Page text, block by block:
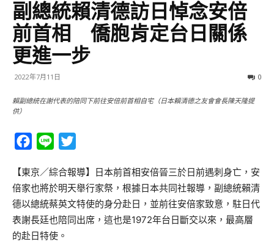
副總統賴清德訪日悼念安倍
前首相 僑胞肯定台日關係
更進一步
2022年7月11日 0
賴副總統在謝代表的陪同下前往安倍前首相自宅（日本賴清德之友會會長陳天隆提
供）
Facebook
Line
【東京／綜合報導】日本前首相安倍晉三於日前遇刺身亡，安
倍家也將於明天舉行家祭，根據日本共同社報導，副總統賴清
德以總統蔡英文特使的身分赴日，並前往安倍家致意，駐日代
表謝長廷也陪同出席，這也是1972年台日斷交以來，最高層
的赴日特使。